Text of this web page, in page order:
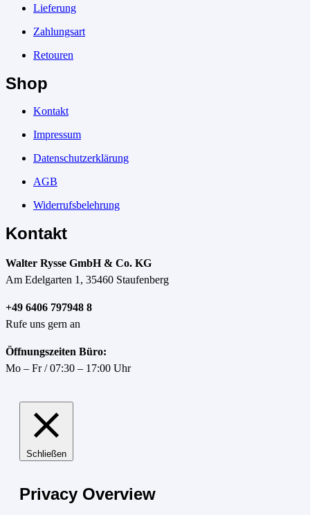
Lieferung
Zahlungsart
Retouren
Shop
Kontakt
Impressum
Datenschutzerklärung
AGB
Widerrufsbelehrung
Kontakt
Walter Rysse GmbH & Co. KG
Am Edelgarten 1, 35460 Staufenberg
+49 6406 797948 8
Rufe uns gern an
Öffnungszeiten Büro:
Mo – Fr / 07:30 – 17:00 Uhr
Schließen
Privacy Overview